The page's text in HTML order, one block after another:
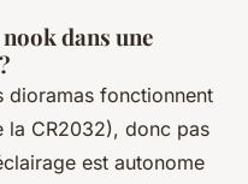
dans une
dioramas fonctionnent
la CR2032), donc pas
est autonome